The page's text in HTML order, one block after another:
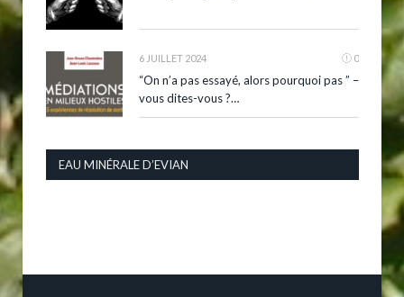
6 JUILLET 2024 0
“On n’a pas essayé, alors pourquoi pas ” –
vous dites-vous ?…
EAU MINÉRALE D’EVIAN